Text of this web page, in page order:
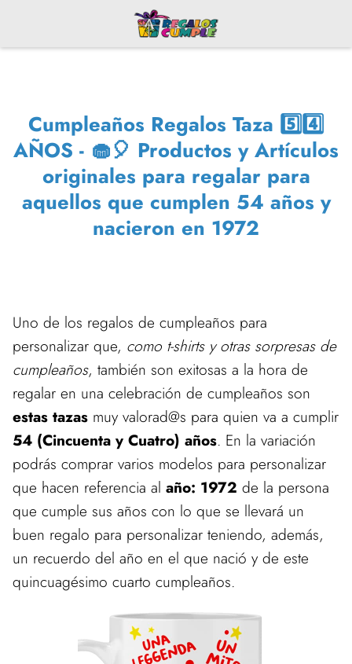
Cumpleaños Regalos Taza 5️⃣4️⃣
AÑOS - 🧁🎈 Productos y Artículos
originales para regalar para
aquellos que cumplen 54 años y
nacieron en 1972
Uno de los regalos de cumpleaños para
personalizar que, como t-shirts y otras sorpresas de
cumpleaños, también son exitosas a la hora de
regalar en una celebración de cumpleaños son
estas tazas muy valorad@s para quien va a cumplir
54 (Cincuenta y Cuatro) años. En la variación
podrás comprar varios modelos para personalizar
que hacen referencia al año: 1972 de la persona
que cumple sus años con lo que se llevará un
buen regalo para personalizar teniendo, además,
un recuerdo del año en el que nació y de este
quincuagésimo cuarto cumpleaños.